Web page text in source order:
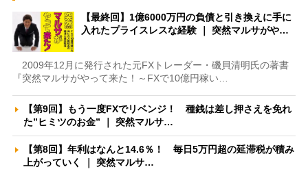
【最終回】1億6000万円の負債と引き換えに手に
入れたプライスレスな経験 ｜ 突然マルサがや…
2009年12月に発行された元FXトレーダー・磯貝清明氏の著書
『突然マルサがやって来た！～FXで10億円稼い…
【第9回】もう一度FXでリベンジ！ 種銭は差し押さえを免れ
た”ヒミツのお金” ｜ 突然マルサ…
【第8回】年利はなんと14.6％！ 毎日5万円超の延滞税が積み
上がっていく ｜ 突然マルサ…